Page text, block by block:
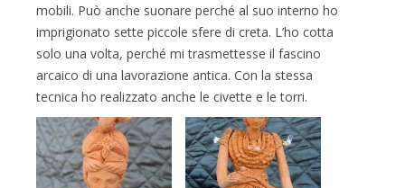
mobili. Può anche suonare perché al suo interno ho
imprigionato sette piccole sfere di creta. L’ho cotta
solo una volta, perché mi trasmettesse il fascino
arcaico di una lavorazione antica. Con la stessa
tecnica ho realizzato anche le civette e le torri.